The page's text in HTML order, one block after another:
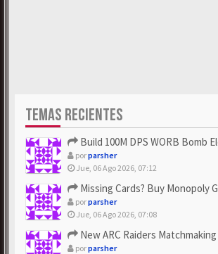
TEMAS RECIENTES
Build 100M DPS WORB Bomb Elementalist
porparsher
Jue, 06 Ago 2026, 07:12
Missing Cards? Buy Monopoly Go Happy
porparsher
Jue, 06 Ago 2026, 07:08
New ARC Raiders Matchmaking Update: Stop
porparsher